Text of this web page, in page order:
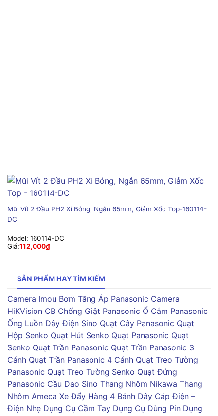
Mũi Vít 2 Đầu PH2 Xi Bóng, Ngắn 65mm, Giảm Xốc Top-160114-
DC
Model: 160114-DC
Giá:112,000₫
SẢN PHẨM HAY TÌM KIẾM
Camera Imou Bơm Tăng Áp Panasonic Camera
HiKVision CB Chống Giật Panasonic Ổ Cắm Panasonic
Ống Luồn Dây Điện Sino Quạt Cây Panasonic Quạt
Hộp Senko Quạt Hút Senko Quạt Panasonic Quạt
Senko Quạt Trần Panasonic Quạt Trần Panasonic 3
Cánh Quạt Trần Panasonic 4 Cánh Quạt Treo Tường
Panasonic Quạt Treo Tường Senko Quạt Đứng
Panasonic Cầu Dao Sino Thang Nhôm Nikawa Thang
Nhôm Ameca Xe Đẩy Hàng 4 Bánh Dây Cáp Điện –
Điện Nhẹ Dụng Cụ Cầm Tay Dụng Cụ Dùng Pin Dụng